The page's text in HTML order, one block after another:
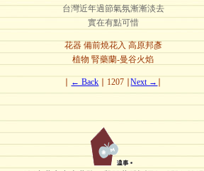
台灣近年過節氣氛漸漸淡去
實在有點可惜
花器 備前燒花入 高原邦彥
植物 腎藥蘭-曼谷火焰
← Back ∣ 1207 ∣Next →